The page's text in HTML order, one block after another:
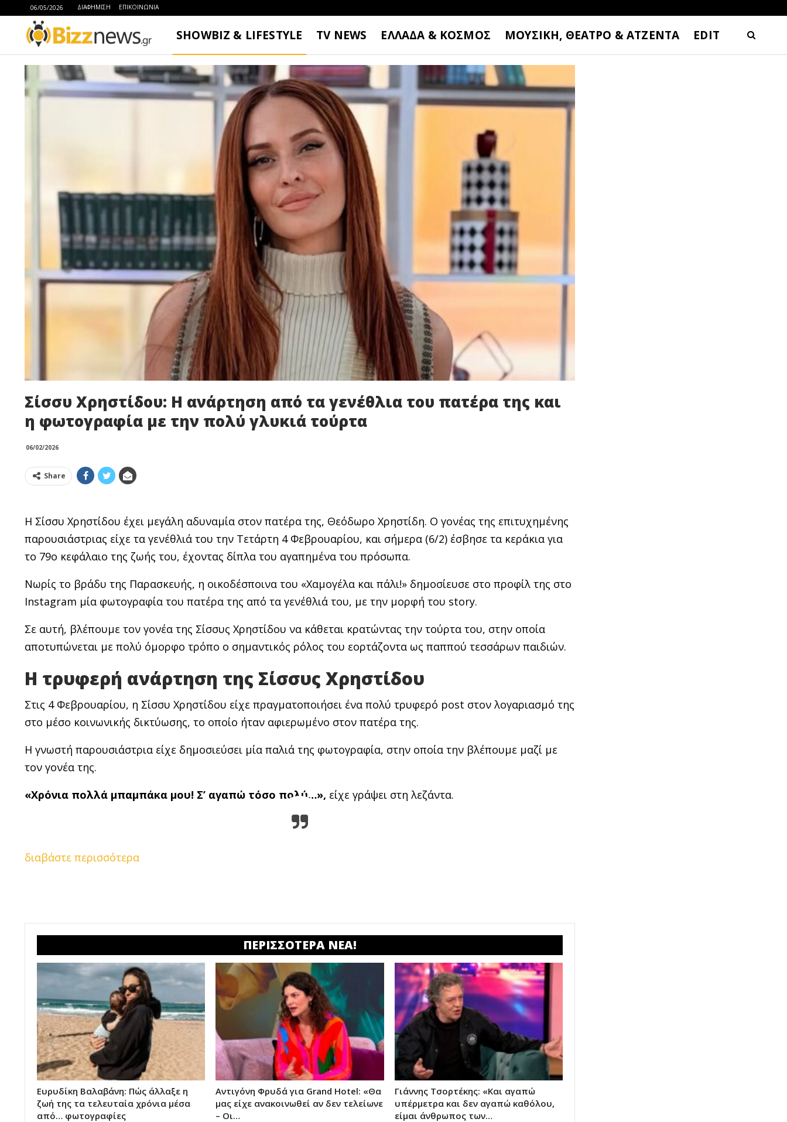
06/05/2026 ΔΙΑΦΗΜΙΣΗ ΕΠΙΚΟΙΝΩΝΙΑ
SHOWBIZ & LIFESTYLE TV NEWS ΕΛΛΑΔΑ & ΚΟΣΜΟΣ ΜΟΥΣΙΚΗ, ΘΕΑΤΡΟ & ΑΤΖΕΝΤΑ EDIT
Σίσσυ Χρηστίδου: Η ανάρτηση από τα γενέθλια του πατέρα της και
η φωτογραφία με την πολύ γλυκιά τούρτα
06/02/2026
Share
Η Σίσσυ Χρηστίδου έχει μεγάλη αδυναμία στον πατέρα της, Θεόδωρο Χρηστίδη. Ο γονέας της επιτυχημένης
παρουσιάστριας είχε τα γενέθλιά του την Τετάρτη 4 Φεβρουαρίου, και σήμερα (6/2) έσβησε τα κεράκια για
το 79ο κεφάλαιο της ζωής του, έχοντας δίπλα του αγαπημένα του πρόσωπα.
Νωρίς το βράδυ της Παρασκευής, η οικοδέσποινα του «Χαμογέλα και πάλι!» δημοσίευσε στο προφίλ της στο
Instagram μία φωτογραφία του πατέρα της από τα γενέθλιά του, με την μορφή του story.
Σε αυτή, βλέπουμε τον γονέα της Σίσσυς Χρηστίδου να κάθεται κρατώντας την τούρτα του, στην οποία
αποτυπώνεται με πολύ όμορφο τρόπο ο σημαντικός ρόλος του εορτάζοντα ως παππού τεσσάρων παιδιών.
Η τρυφερή ανάρτηση της Σίσσυς Χρηστίδου
Στις 4 Φεβρουαρίου, η Σίσσυ Χρηστίδου είχε πραγματοποιήσει ένα πολύ τρυφερό post στον λογαριασμό της
στο μέσο κοινωνικής δικτύωσης, το οποίο ήταν αφιερωμένο στον πατέρα της.
Η γνωστή παρουσιάστρια είχε δημοσιεύσει μία παλιά της φωτογραφία, στην οποία την βλέπουμε μαζί με
τον γονέα της.
«Χρόνια πολλά μπαμπάκα μου! Σ’ αγαπώ τόσο πολύ…», είχε γράψει στη λεζάντα.
διαβάστε περισσότερα
ΠΕΡΙΣΣΟΤΕΡΑ ΝΕΑ!
Ευρυδίκη Βαλαβάνη: Πώς άλλαξε η
ζωή της τα τελευταία χρόνια μέσα
από… φωτογραφίες
Αντιγόνη Φρυδά για Grand Hotel: «Θα
μας είχε ανακοινωθεί αν δεν τελείωνε
– Οι…
Γιάννης Τσορτέκης: «Και αγαπώ
υπέρμετρα και δεν αγαπώ καθόλου,
είμαι άνθρωπος των…